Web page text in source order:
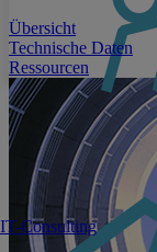
IT-Consulting
Übersicht
Technische Daten
Ressourcen